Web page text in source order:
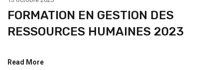
FORMATION EN GESTION DES
RESSOURCES HUMAINES 2023
Read More